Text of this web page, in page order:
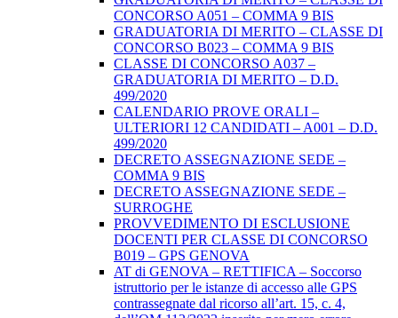
CONCORSO A051 – COMMA 9 BIS
GRADUATORIA DI MERITO – CLASSE DI
CONCORSO B023 – COMMA 9 BIS
CLASSE DI CONCORSO A037 –
GRADUATORIA DI MERITO – D.D.
499/2020
CALENDARIO PROVE ORALI –
ULTERIORI 12 CANDIDATI – A001 – D.D.
499/2020
DECRETO ASSEGNAZIONE SEDE –
COMMA 9 BIS
DECRETO ASSEGNAZIONE SEDE –
SURROGHE
PROVVEDIMENTO DI ESCLUSIONE
DOCENTI PER CLASSE DI CONCORSO
B019 – GPS GENOVA
AT di GENOVA – RETTIFICA – Soccorso
istruttorio per le istanze di accesso alle GPS
contrassegnate dal ricorso all’art. 15, c. 4,